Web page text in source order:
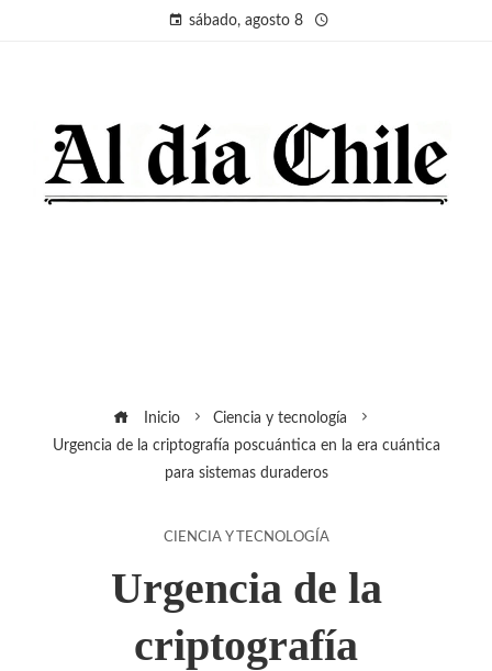
sábado, agosto 8
Inicio
Ciencia y tecnología
Urgencia de la criptografía poscuántica en la era cuántica
para sistemas duraderos
CIENCIA Y TECNOLOGÍA
Urgencia de la
criptografía